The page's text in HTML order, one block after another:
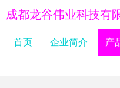
成都龙谷伟业科技有
首页 企业简介 产